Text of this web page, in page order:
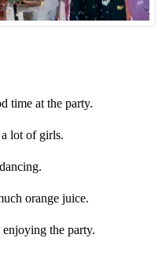
time at the party.
lot of girls.
orange juice.
enjoying the party.